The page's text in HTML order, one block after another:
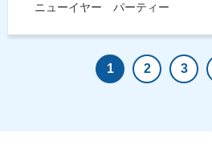
ニューイヤー パーティー
1 2 3